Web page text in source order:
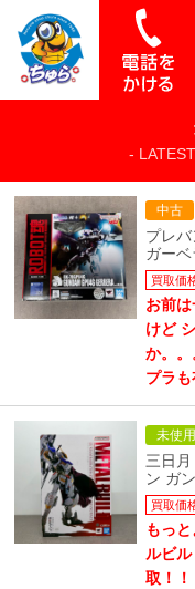
-
中古
プレ
ガーベ
買取価
お前
けど
か。
プラも
未使用
三日
ン ガ
買取価
もっ
ルビ
取！！